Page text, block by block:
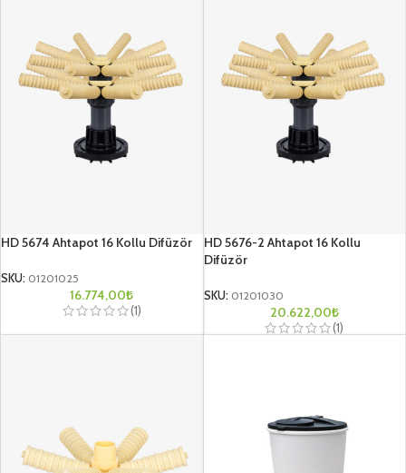
HD 5674 Ahtapot 16 Kollu Difüzör
SKU: 01201025
16.774,00₺
(1)
HD 5676-2 Ahtapot 16 Kollu
Difüzör
SKU: 01201030
20.622,00₺
(1)